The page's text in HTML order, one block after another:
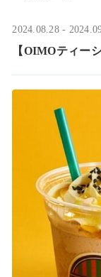
2024.08.28 -
【OIMOティー